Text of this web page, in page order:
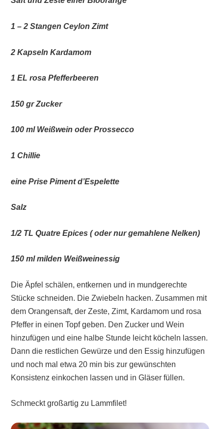
1 – 2 Stangen Ceylon Zimt
2 Kapseln Kardamom
1 EL rosa Pfefferbeeren
150 gr Zucker
100 ml Weißwein oder Prossecco
1 Chillie
eine Prise Piment d’Espelette
Salz
1/2 TL Quatre Epices ( oder nur gemahlene Nelken)
150 ml milden Weißweinessig
Die Äpfel schälen, entkernen und in mundgerechte
Stücke schneiden. Die Zwiebeln hacken. Zusammen mit
dem Orangensaft, der Zeste, Zimt, Kardamom und rosa
Pfeffer in einen Topf geben. Den Zucker und Wein
hinzufügen und eine halbe Stunde leicht köcheln lassen.
Dann die restlichen Gewürze und den Essig hinzufügen
und noch mal etwa 20 min bis zur gewünschten
Konsistenz einkochen lassen und in Gläser füllen.
Schmeckt großartig zu Lammfilet!